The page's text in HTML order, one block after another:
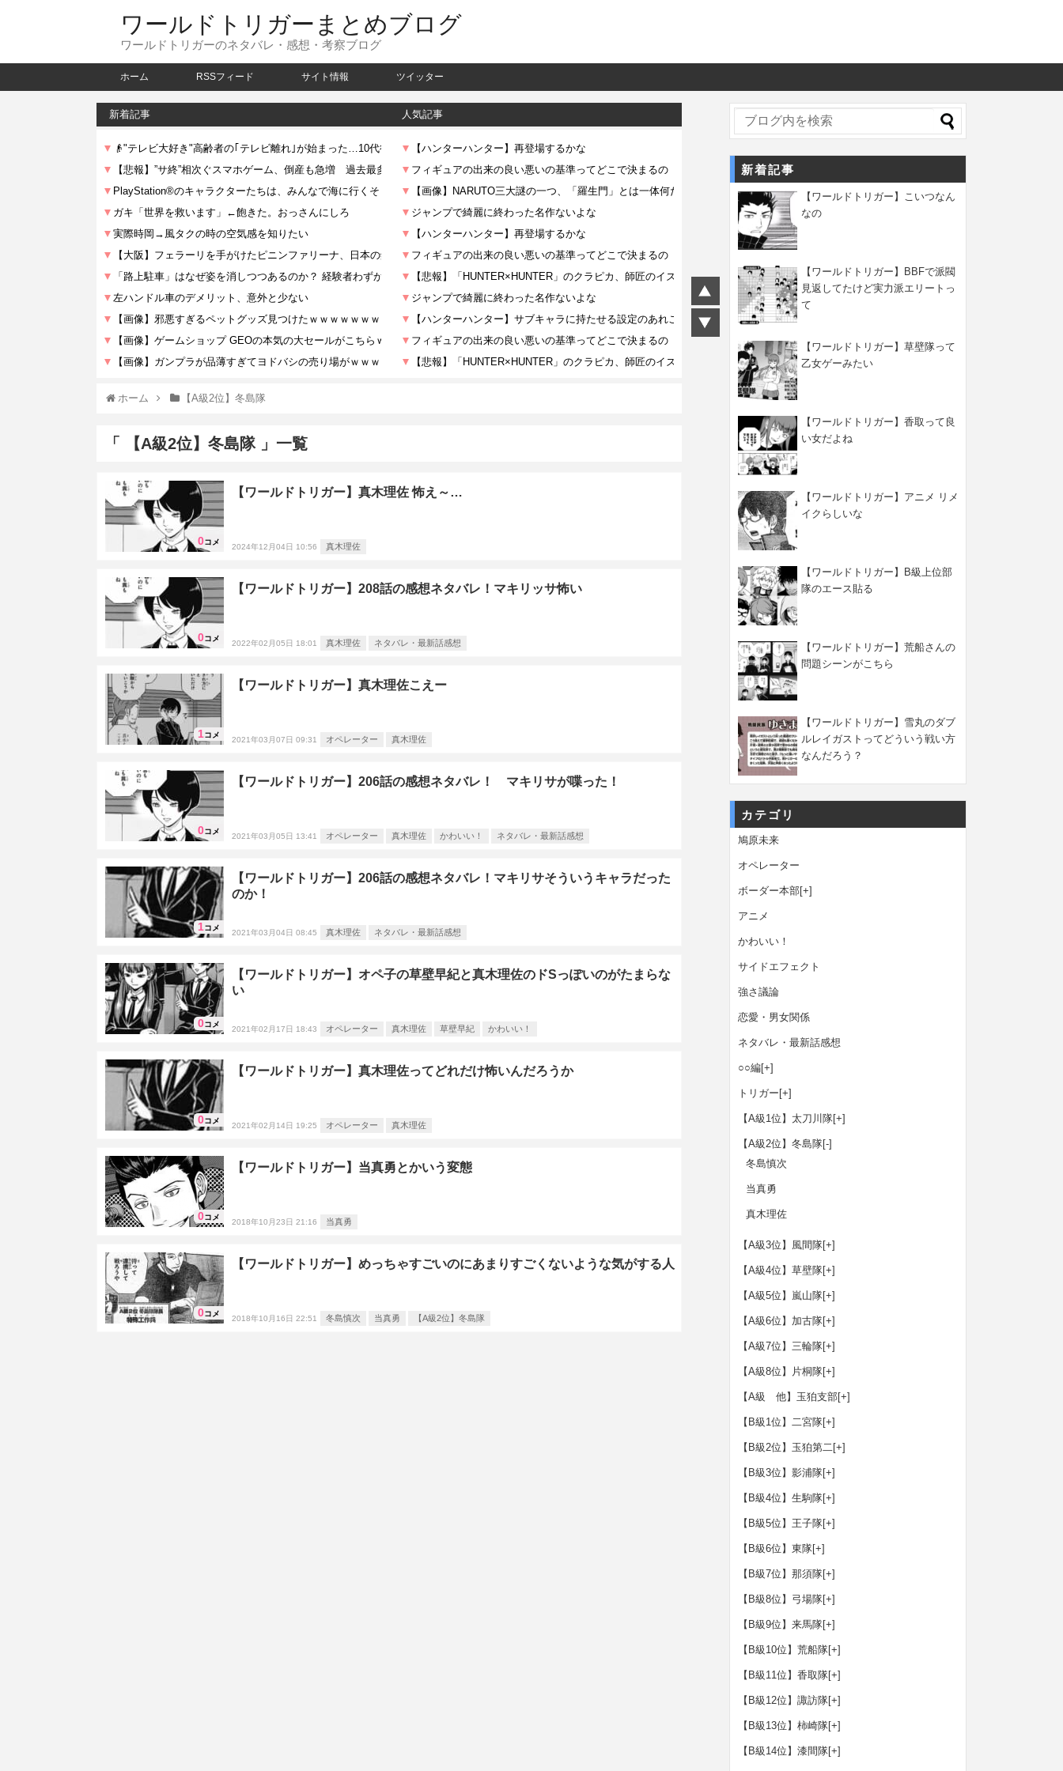
ワールドトリガーまとめブログ
ワールドトリガーのネタバレ・感想・考察ブログ
ホーム RSSフィード サイト情報 ツイッター
新着記事 人気記事
ホーム 【A級2位】冬島隊
「 【A級2位】冬島隊 」一覧
0コメ
【ワールドトリガー】真木理佐 怖え～…
2024年12月04日 10:56 真木理佐
0コメ
【ワールドトリガー】208話の感想ネタバレ！マキリッサ怖い
2022年02月05日 18:01 真木理佐 ネタバレ・最新話感想
1コメ
【ワールドトリガー】真木理佐こえー
2021年03月07日 09:31 オペレーター 真木理佐
0コメ
【ワールドトリガー】206話の感想ネタバレ！ マキリサが喋った！
2021年03月05日 13:41 オペレーター 真木理佐 かわいい！ ネタバレ・最新話感想
1コメ
【ワールドトリガー】206話の感想ネタバレ！マキリサそういうキャラだった
のか！
2021年03月04日 08:45 真木理佐 ネタバレ・最新話感想
0コメ
【ワールドトリガー】オペ子の草壁早紀と真木理佐のドSっぽいのがたまらな
い
2021年02月17日 18:43 オペレーター 真木理佐 草壁早紀 かわいい！
0コメ
【ワールドトリガー】真木理佐ってどれだけ怖いんだろうか
2021年02月14日 19:25 オペレーター 真木理佐
0コメ
【ワールドトリガー】当真勇とかいう変態
2018年10月23日 21:16 当真勇
0コメ
【ワールドトリガー】めっちゃすごいのにあまりすごくないような気がする人
2018年10月16日 22:51 冬島慎次 当真勇 【A級2位】冬島隊
新着記事
【ワールドトリガー】こいつなん
なの
【ワールドトリガー】BBFで派閥
見返してたけど実力派エリートっ
て
【ワールドトリガー】草壁隊って
乙女ゲーみたい
【ワールドトリガー】香取って良
い女だよね
【ワールドトリガー】アニメ リメ
イクらしいな
【ワールドトリガー】B級上位部
隊のエース貼る
【ワールドトリガー】荒船さんの
問題シーンがこちら
【ワールドトリガー】雪丸のダブ
ルレイガストってどういう戦い方
なんだろう？
カテゴリ
鳩原未来
オペレーター
ボーダー本部[+]
アニメ
かわいい！
サイドエフェクト
強さ議論
恋愛・男女関係
ネタバレ・最新話感想
○○編[+]
トリガー [+]
【A級1位】太刀川隊[+]
【A級2位】冬島隊[-]
冬島慎次
当真勇
真木理佐
【A級3位】風間隊[+]
【A級4位】草壁隊[+]
【A級5位】嵐山隊[+]
【A級6位】加古隊[+]
【A級7位】三輪隊[+]
【A級8位】片桐隊[+]
【A級 他】玉狛支部[+]
【B級1位】二宮隊[+]
【B級2位】玉狛第二[+]
【B級3位】影浦隊[+]
【B級4位】生駒隊[+]
【B級5位】王子隊[+]
【B級6位】東隊[+]
【B級7位】那須隊[+]
【B級8位】弓場隊[+]
【B級9位】来馬隊[+]
【B級10位】荒船隊[+]
【B級11位】香取隊[+]
【B級12位】諏訪隊[+]
【B級13位】柿崎隊[+]
【B級14位】漆間隊[+]